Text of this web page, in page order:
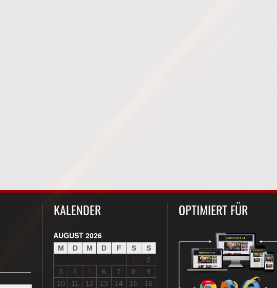
KALENDER
AUGUST 2026
M D M D F S
S
1
2
3
4 5 6 7 8
9
10
11 12 13 14 15 16
OPTIMIERT FÜR